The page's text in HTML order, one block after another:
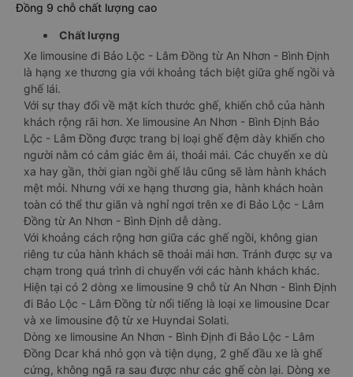
Đồng 9 chỗ chất lượng cao
Chất lượng
Xe limousine đi Bảo Lộc - Lâm Đồng từ An Nhơn - Bình Định
là hạng xe thương gia với khoảng tách biệt giữa ghế ngồi và
ghế lái.
Với sự thay đổi về mặt kích thước ghế, khiến chỗ của hành
khách rộng rãi hơn. Xe limousine An Nhơn - Bình Định Bảo
Lộc - Lâm Đồng được trang bị loại ghế đệm dày khiến cho
người nằm có cảm giác êm ái, thoải mái. Các chuyến xe dù
xa hay gần, thời gian ngồi ghế lâu cũng sẽ làm hành khách
mệt mỏi. Nhưng với xe hạng thương gia, hành khách hoàn
toàn có thể thư giãn và nghỉ ngơi trên xe đi Bảo Lộc - Lâm
Đồng từ An Nhơn - Bình Định dễ dàng.
Với khoảng cách rộng hơn giữa các ghế ngồi, không gian
riêng tư của hành khách sẽ thoải mái hơn. Tránh được sự va
chạm trong quá trình di chuyển với các hành khách khác.
Hiện tại có 2 dòng xe limousine 9 chỗ từ An Nhơn - Bình Định
đi Bảo Lộc - Lâm Đồng từ nổi tiếng là loại xe limousine Dcar
và xe limousine độ từ xe Huyndai Solati.
Dòng xe limousine An Nhơn - Bình Định đi Bảo Lộc - Lâm
Đồng Dcar khá nhỏ gọn và tiện dụng, 2 ghế đầu xe là ghế
cứng, không ngã ra sau được như các ghế còn lại. Dòng xe